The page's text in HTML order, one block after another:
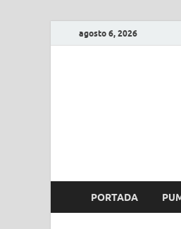
agosto 6, 2026
FIRE
PORTADA